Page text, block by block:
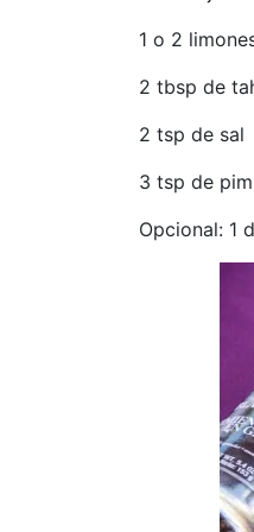
1 o 2
2 tbsp de
2 tsp de sal
3 tsp de
Opcional: 1